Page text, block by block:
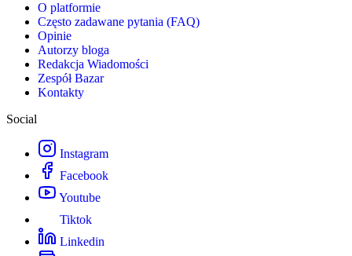
O platformie
Często zadawane pytania (FAQ)
Opinie
Autorzy bloga
Redakcja Wiadomości
Zespół Bazar
Kontakty
Social
Instagram
Facebook
Youtube
Tiktok
Linkedin